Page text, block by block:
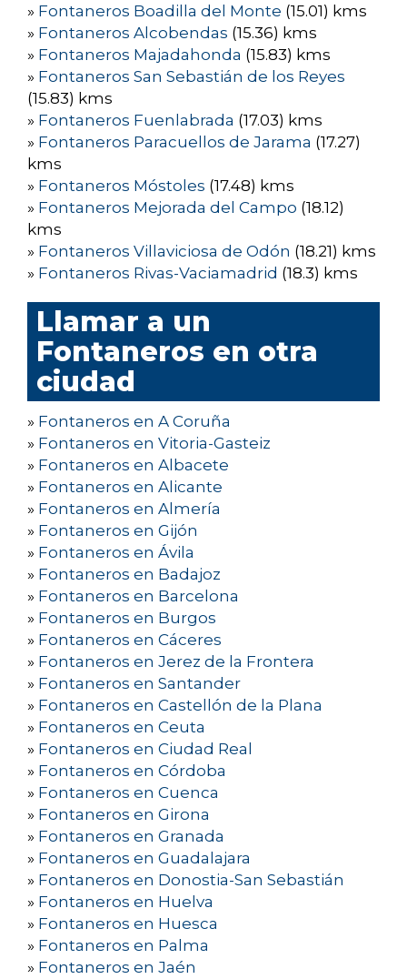
» Fontaneros Boadilla del Monte (15.01) kms
» Fontaneros Alcobendas (15.36) kms
» Fontaneros Majadahonda (15.83) kms
» Fontaneros San Sebastián de los Reyes
(15.83) kms
» Fontaneros Fuenlabrada (17.03) kms
» Fontaneros Paracuellos de Jarama (17.27)
kms
» Fontaneros Móstoles (17.48) kms
» Fontaneros Mejorada del Campo (18.12)
kms
» Fontaneros Villaviciosa de Odón (18.21) kms
» Fontaneros Rivas-Vaciamadrid (18.3) kms
Llamar a un
Fontaneros en otra
ciudad
» Fontaneros en A Coruña
» Fontaneros en Vitoria-Gasteiz
» Fontaneros en Albacete
» Fontaneros en Alicante
» Fontaneros en Almería
» Fontaneros en Gijón
» Fontaneros en Ávila
» Fontaneros en Badajoz
» Fontaneros en Barcelona
» Fontaneros en Burgos
» Fontaneros en Cáceres
» Fontaneros en Jerez de la Frontera
» Fontaneros en Santander
» Fontaneros en Castellón de la Plana
» Fontaneros en Ceuta
» Fontaneros en Ciudad Real
» Fontaneros en Córdoba
» Fontaneros en Cuenca
» Fontaneros en Girona
» Fontaneros en Granada
» Fontaneros en Guadalajara
» Fontaneros en Donostia-San Sebastián
» Fontaneros en Huelva
» Fontaneros en Huesca
» Fontaneros en Palma
» Fontaneros en Jaén